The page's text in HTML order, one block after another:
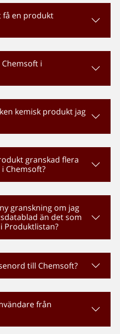
få en produkt
i
kemisk produkt jag
granskad flera
Chemsoft?
granskning om jag
än det som
Produktlistan?
till Chemsoft?
från